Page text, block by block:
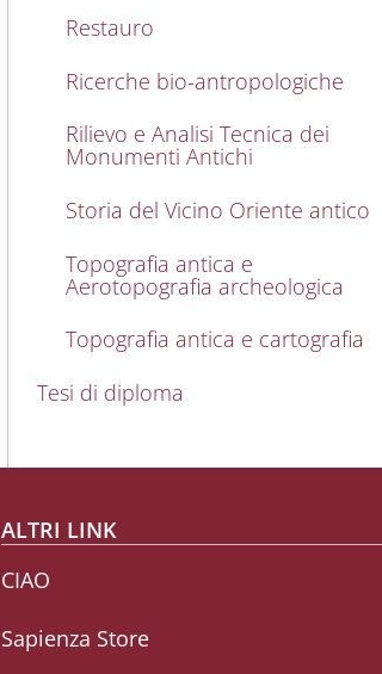
Restauro
Ricerche bio-antropologiche
Rilievo e Analisi Tecnica dei
Monumenti Antichi
Storia del Vicino Oriente antico
Topografia antica e
Aerotopografia archeologica
Topografia antica e cartografia
Tesi di diploma
ALTRI LINK
CIAO
Sapienza Store